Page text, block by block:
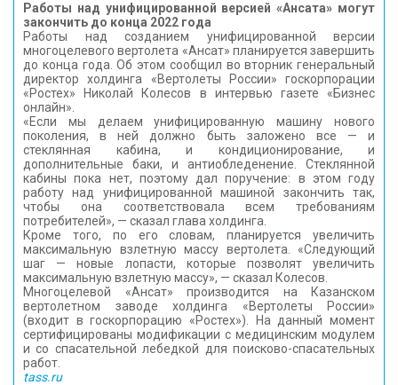
Работы над унифицированной версией «Ансата» могут
закончить до конца 2022 года
Работы над созданием унифицированной версии
многоцелевого вертолета «Ансат» планируется завершить
до конца года. Об этом сообщил во вторник генеральный
директор холдинга «Вертолеты России» госкорпорации
«Ростех» Николай Колесов в интервью газете «Бизнес
онлайн».
«Если мы делаем унифицированную машину нового
поколения, в ней должно быть заложено все — и
стеклянная кабина, и кондиционирование, и
дополнительные баки, и антиобледенение. Стеклянной
кабины пока нет, поэтому дал поручение: в этом году
работу над унифицированной машиной закончить так,
чтобы она соответствовала всем требованиям
потребителей», — сказал глава холдинга.
Кроме того, по его словам, планируется увеличить
максимальную взлетную массу вертолета. «Следующий
шаг — новые лопасти, которые позволят увеличить
максимальную взлетную массу», — сказал Колесов.
Многоцелевой «Ансат» производится на Казанском
вертолетном заводе холдинга «Вертолеты России»
(входит в госкорпорацию «Ростех»). На данный момент
сертифицированы модификации с медицинским модулем
и со спасательной лебедкой для поисково-спасательных
работ.
tass.ru